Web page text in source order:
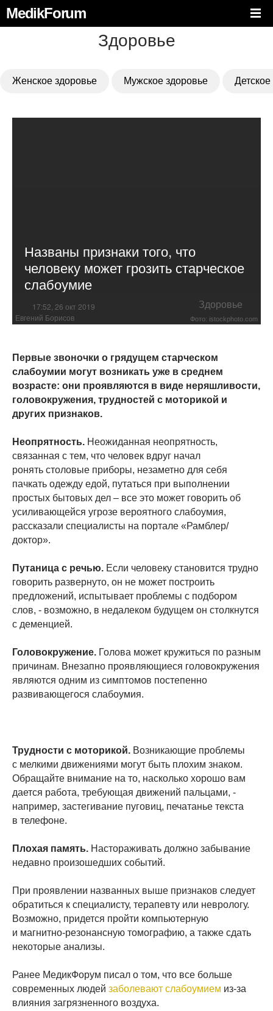
MedikForum
Здоровье
Женское здоровье Мужское здоровье
Названы признаки того, что
человеку может грозить старческое
слабоумие
17:52, 26 окт 2019 Здоровье
Евгений Борисов Фото: istockphoto.com
Первые звоночки о грядущем старческом
слабоумии могут возникать уже в среднем
возрасте: они проявляются в виде неряшливости,
головокружения, трудностей с моторикой и
других признаков.
Неопрятность. Неожиданная неопрятность,
связанная с тем, что человек вдруг начал
ронять столовые приборы, незаметно для себя
пачкать одежду едой, путаться при выполнении
простых бытовых дел – все это может говорить об
усиливающейся угрозе вероятного слабоумия,
рассказали специалисты на портале «Рамблер/
доктор».
Путаница с речью. Если человеку становится трудно
говорить развернуто, он не может построить
предложений, испытывает проблемы с подбором
слов, - возможно, в недалеком будущем он столкнутся
с деменцией.
Головокружение. Голова может кружиться по разным
причинам. Внезапно проявляющиеся головокружения
являются одним из симптомов постепенно
развивающегося слабоумия.
Трудности с моторикой. Возникающие проблемы
с мелкими движениями могут быть плохим знаком.
Обращайте внимание на то, насколько хорошо вам
дается работа, требующая движений пальцами, -
например, застегивание пуговиц, печатанье текста
в телефоне.
Плохая память. Настораживать должно забывание
недавно произошедших событий.
При проявлении названных выше признаков следует
обратиться к специалисту, терапевту или неврологу.
Возможно, придется пройти компьютерную
и магнитно-резонансную томографию, а также сдать
некоторые анализы.
Ранее МедикФорум писал о том, что все больше
современных людей заболевают слабоумием из-за
влияния загрязненного воздуха.